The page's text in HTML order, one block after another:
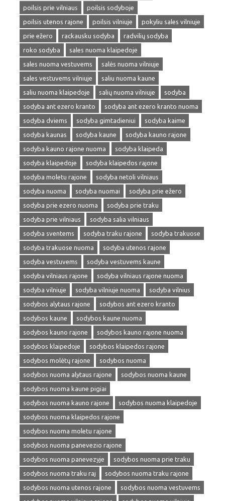
poilsis prie vilniaus
poilsis sodyboje
poilsis utenos rajone
poilsis vilniuje
pokyliu sales vilniuje
prie ežero
rackausku sodyba
radvilių sodyba
roko sodyba
sales nuoma klaipedoje
sales nuoma vestuvems
salės nuoma vilniuje
sales vestuvems vilniuje
saliu nuoma kaune
saliu nuoma klaipedoje
salių nuoma vilniuje
sodyba
sodyba ant ezero kranto
sodyba ant ezero kranto nuoma
sodyba dviems
sodyba gimtadieniui
sodyba kaime
sodyba kaunas
sodyba kaune
sodyba kauno rajone
sodyba kauno rajone nuoma
sodyba klaipeda
sodyba klaipedoje
sodyba klaipedos rajone
sodyba moletu rajone
sodyba netoli vilniaus
sodyba nuoma
sodyba nuomai
sodyba prie ežero
sodyba prie ezero nuoma
sodyba prie traku
sodyba prie vilniaus
sodyba salia vilniaus
sodyba sventems
sodyba traku rajone
sodyba trakuose
sodyba trakuose nuoma
sodyba utenos rajone
sodyba vestuvems
sodyba vestuvems kaune
sodyba vilniaus rajone
sodyba vilniaus rajone nuoma
sodyba vilniuje
sodyba vilniuje nuoma
sodyba vilnius
sodybos alytaus rajone
sodybos ant ezero kranto
sodybos kaune
sodybos kaune nuoma
sodybos kauno rajone
sodybos kauno rajone nuoma
sodybos klaipedoje
sodybos klaipedos rajone
sodybos molėtų rajone
sodybos nuoma
sodybos nuoma alytaus rajone
sodybos nuoma kaune
sodybos nuoma kaune pigiai
sodybos nuoma kauno rajone
sodybos nuoma klaipedoje
sodybos nuoma klaipedos rajone
sodybos nuoma moletu rajone
sodybos nuoma panevezio rajone
sodybos nuoma panevezyje
sodybos nuoma prie traku
sodybos nuoma traku raj
sodybos nuoma traku rajone
sodybos nuoma utenos rajone
sodybos nuoma vestuvems